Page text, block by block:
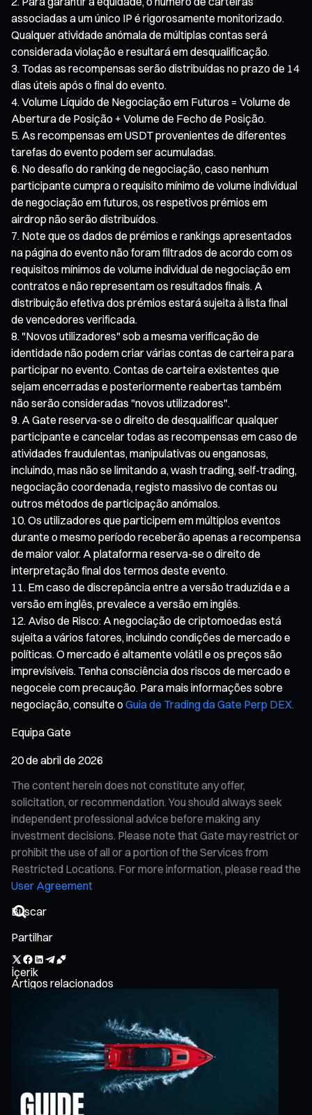
associadas a um único IP é rigorosamente monitorizado.
Qualquer atividade anómala de múltiplas contas será
considerada violação e resultará em desqualificação.
Todas as recompensas serão distribuídas no prazo de 14
dias úteis após o final do evento.
Volume Líquido de Negociação em Futuros = Volume de
Abertura de Posição + Volume de Fecho de Posição.
As recompensas em USDT provenientes de diferentes
tarefas do evento podem ser acumuladas.
No desafio do ranking de negociação, caso nenhum
participante cumpra o requisito mínimo de volume individual
de negociação em futuros, os respetivos prémios em
airdrop não serão distribuídos.
Note que os dados de prémios e rankings apresentados
na página do evento não foram filtrados de acordo com os
requisitos mínimos de volume individual de negociação em
contratos e não representam os resultados finais. A
distribuição efetiva dos prémios estará sujeita à lista final
de vencedores verificada.
"Novos utilizadores" sob a mesma verificação de
identidade não podem criar várias contas de carteira para
participar no evento. Contas de carteira existentes que
sejam encerradas e posteriormente reabertas também
não serão consideradas "novos utilizadores".
A Gate reserva-se o direito de desqualificar qualquer
participante e cancelar todas as recompensas em caso de
atividades fraudulentas, manipulativas ou enganosas,
incluindo, mas não se limitando a, wash trading, self-trading,
negociação coordenada, registo massivo de contas ou
outros métodos de participação anómalos.
Os utilizadores que participem em múltiplos eventos
durante o mesmo período receberão apenas a recompensa
de maior valor. A plataforma reserva-se o direito de
interpretação final dos termos deste evento.
Em caso de discrepância entre a versão traduzida e a
versão em inglês, prevalece a versão em inglês.
Aviso de Risco: A negociação de criptomoedas está
sujeita a vários fatores, incluindo condições de mercado e
políticas. O mercado é altamente volátil e os preços são
imprevisíveis. Tenha consciência dos riscos de mercado e
negoceie com precaução. Para mais informações sobre
negociação, consulte oGuia de Trading da Gate Perp DEX.
Equipa Gate
20 de abril de 2026
The content herein does not constitute any offer,
solicitation, or recommendation. You should always seek
independent professional advice before making any
investment decisions. Please note that Gate may restrict or
prohibit the use of all or a portion of the Services from
Restricted Locations. For more information, please read the
User Agreement
Partilhar
İçerik
Artigos relacionados